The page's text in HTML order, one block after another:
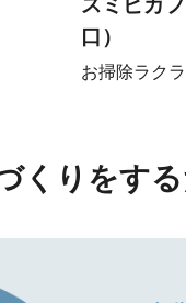
スミピカ
口）
お掃除ラク
くりをす